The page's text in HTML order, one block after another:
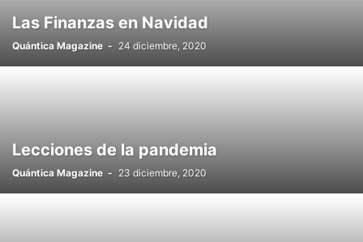
Las Finanzas en Navidad
Quántica Magazine - 24 diciembre, 2020
Lecciones de la pandemia
Quántica Magazine - 23 diciembre, 2020